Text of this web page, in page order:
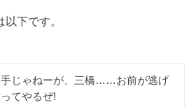
下です。
手じゃねーが、三橋……お前が逃げ
てやるぜ!